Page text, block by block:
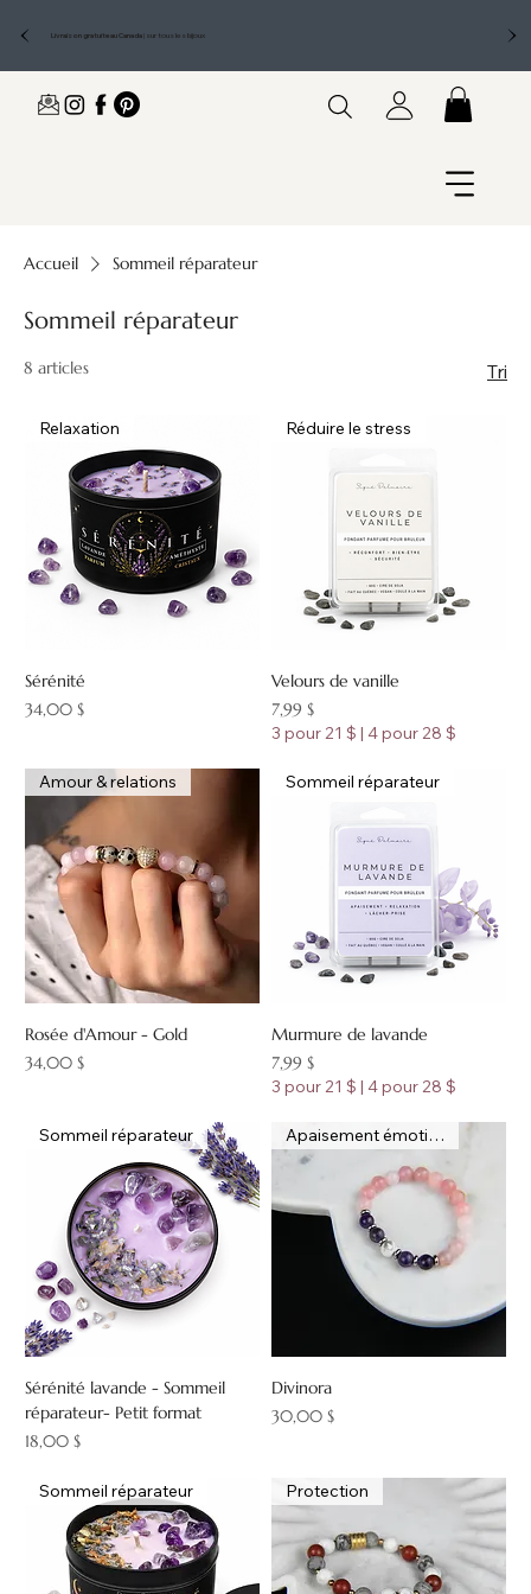
Livraison gratuite au Canada| sur tous les bijoux
Accueil Sommeil réparateur
Sommeil réparateur
8 articles Tri
Relaxation
Sérénité
Prix
34,00 $
Réduire le stress
Velours de vanille
Prix
7,99 $
3 pour 21 $ | 4 pour 28 $
Amour & relations
Rosée d'Amour - Gold
Prix
34,00 $
Sommeil réparateur
Murmure de lavande
Prix
7,99 $
3 pour 21 $ | 4 pour 28 $
Sommeil réparateur
Sérénité lavande - Sommeil
réparateur- Petit format
Prix
18,00 $
Apaisement émotionnel
Divinora
Prix
30,00 $
Sommeil réparateur Protection